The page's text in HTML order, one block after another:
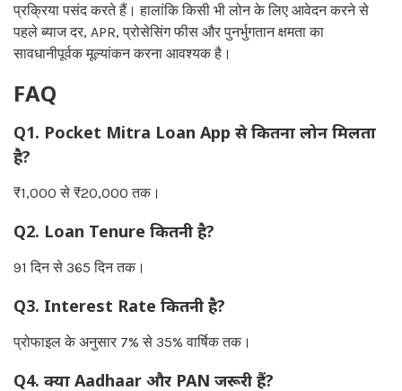
प्रक्रिया पसंद करते हैं। हालांकि किसी भी लोन के लिए आवेदन करने से
पहले ब्याज दर, APR, प्रोसेसिंग फीस और पुनर्भुगतान क्षमता का
सावधानीपूर्वक मूल्यांकन करना आवश्यक है।
FAQ
Q1. Pocket Mitra Loan App से कितना लोन मिलता
है?
₹1,000 से ₹20,000 तक।
Q2. Loan Tenure कितनी है?
91 दिन से 365 दिन तक।
Q3. Interest Rate कितनी है?
प्रोफाइल के अनुसार 7% से 35% वार्षिक तक।
Q4. क्या Aadhaar और PAN जरूरी हैं?